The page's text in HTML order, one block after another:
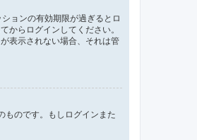
ョンの有効期限が過ぎるとロ
からログインしてください。
表示されない場合、それは管
ものです。もしログインまた